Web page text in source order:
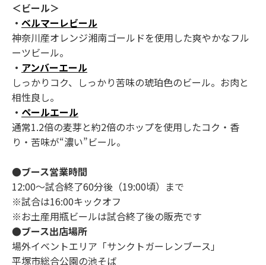
＜ビール＞
・ ベルマーレビール
神奈川産オレンジ湘南ゴールドを使用した爽やかなフル
ーツビール。
・ アンバーエール
しっかりコク、しっかり苦味の琥珀色のビール。お肉と
相性良し。
・ ペールエール
通常1.2倍の麦芽と約2倍のホップを使用したコク・香
り・苦味が“濃い”ビール。
●ブース営業時間
12:00～試合終了60分後（19:00頃）まで
※試合は16:00キックオフ
※お土産用瓶ビールは試合終了後の販売です
●ブース出店場所
場外イベントエリア「サンクトガーレンブース」
平塚市総合公園の池そば